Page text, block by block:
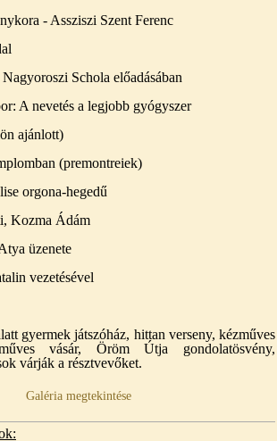
- Assziszi Szent Ferenc
Schola előadásában
A nevetés a legjobb gyógyszer
ajánlott)
(premontreiek)
orgona-hegedű
Kozma Ádám
üzenete
vezetésével
gyermek játszóház, hittan verseny, kézműves
vásár, Öröm Útja gondolatösvény,
várják a résztvevőket.
Galéria megtekintése